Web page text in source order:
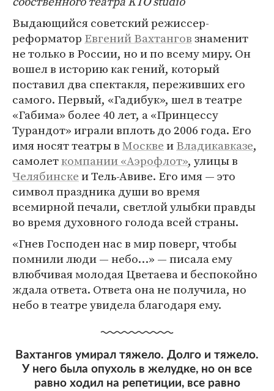
Выдающийся советский режиссер-
реформатор Евгений Вахтанговзнаменит
не только в России, но и по всему миру. Он
вошел в историю как гений, который
поставил два спектакля, переживших его
самого. Первый, «Гадибук», шел в театре
«Габима» более 40 лет, а «Принцессу
Турандот» играли вплоть до 2006 года. Его
имя носят театры вМосквеиВладикавказе,
самолеткомпании «Аэрофлот», улицы в
Челябинскеи Тель-Авиве. Его имя — это
символ праздника души во время
всемирной печали, светлой улыбки правды
во время духовного голода всей страны.
«Гнев Господен нас в мир поверг, чтобы
помнили люди — небо…» — писала ему
влюбчивая молодая Цветаева и беспокойно
ждала ответа. Ответа она не получила, но
небо в театре увидела благодаря ему.
Вахтангов умирал тяжело. Долго и тяжело.
У него была опухоль в желудке, но он все
равно ходил на репетиции, все равно